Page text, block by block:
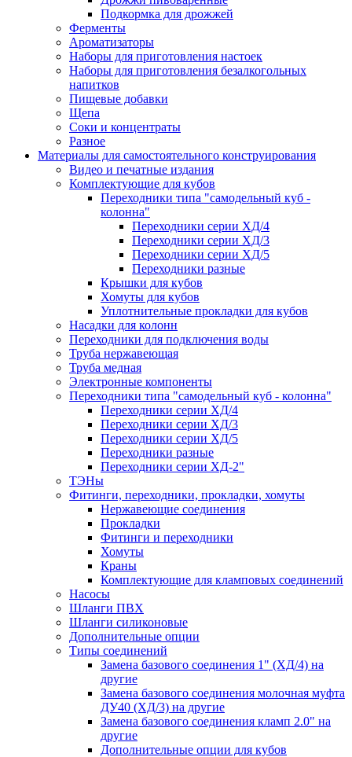
Подкормка для дрожжей
Ферменты
Ароматизаторы
Наборы для приготовления настоек
Наборы для приготовления безалкогольных
напитков
Пищевые добавки
Щепа
Соки и концентраты
Разное
Материалы для самостоятельного конструирования
Видео и печатные издания
Комплектующие для кубов
Переходники типа "самодельный куб -
колонна"
Переходники серии ХД/4
Переходники серии ХД/3
Переходники серии ХД/5
Переходники разные
Крышки для кубов
Хомуты для кубов
Уплотнительные прокладки для кубов
Насадки для колонн
Переходники для подключения воды
Труба нержавеющая
Труба медная
Электронные компоненты
Переходники типа "самодельный куб - колонна"
Переходники серии ХД/4
Переходники серии ХД/3
Переходники серии ХД/5
Переходники разные
Переходники серии ХД-2"
ТЭНы
Фитинги, переходники, прокладки, хомуты
Нержавеющие соединения
Прокладки
Фитинги и переходники
Хомуты
Краны
Комплектующие для кламповых соединений
Насосы
Шланги ПВХ
Шланги силиконовые
Дополнительные опции
Типы соединений
Замена базового соединения 1" (ХД/4) на
другие
Замена базового соединения молочная муфта
ДУ40 (ХД/3) на другие
Замена базового соединения кламп 2.0" на
другие
Дополнительные опции для кубов